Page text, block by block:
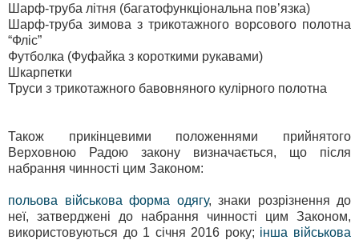
Шарф-труба літня (багатофункціональна пов’язка)
Шарф-труба зимова з трикотажного ворсового полотна
“Фліс”
Футболка (Фуфайка з короткими рукавами)
Шкарпетки
Труси з трикотажного бавовняного кулірного полотна
Також прикінцевими положеннями прийнятого
Верховною Радою закону визначається, що після
набрання чинності цим Законом:
польова військова форма одягу, знаки розрізнення до
неї, затверджені до набрання чинності цим Законом,
використовуються до 1 січня 2016 року; інша військова